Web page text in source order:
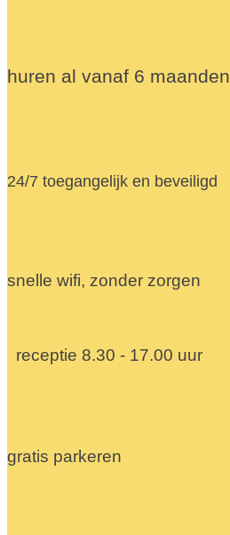
huren al vanaf 6 maanden
24/7 toegangelijk en beveiligd
snelle wifi, zonder zorgen
receptie 8.30 - 17.00 uur
gratis parkeren